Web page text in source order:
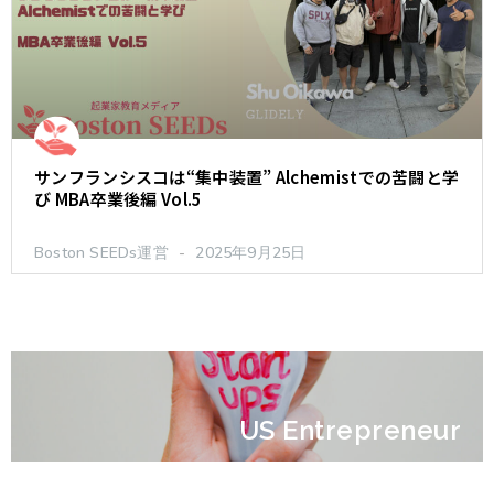
サンフランシスコは“集中装置” Alchemistでの苦闘と学
び MBA卒業後編 Vol.5
Boston SEEDs運営 2025年9月25日
US Entrepreneur